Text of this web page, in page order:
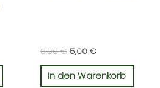
8,00€ 5,00 €
In den Warenkorb